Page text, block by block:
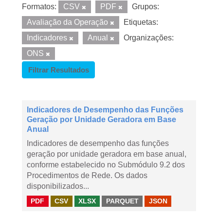
Formatos: CSV PDF
Grupos:
Avaliação da Operação
Etiquetas:
Indicadores
Anual
Organizações:
ONS
Filtrar Resultados
Indicadores de Desempenho das Funções
Geração por Unidade Geradora em Base
Anual
Indicadores de desempenho das funções
geração por unidade geradora em base anual,
conforme estabelecido no Submódulo 9.2 dos
Procedimentos de Rede. Os dados
disponibilizados...
PDF CSV XLSX PARQUET JSON